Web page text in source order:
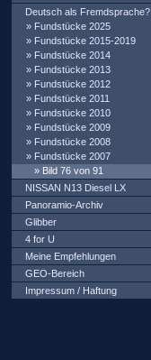
Deutsch als Fremdsprache?
» Fundstücke 2025
» Fundstücke 2015-2019
» Fundstücke 2014
» Fundstücke 2013
» Fundstücke 2012
» Fundstücke 2011
» Fundstücke 2010
» Fundstücke 2009
» Fundstücke 2008
» Fundstücke 2007
» Bild 76 von 91
NISSAN N13 Diesel LX
Panoramio-Archiv
Glibber
4 for U
Meine Empfehlungen
GEO-Bereich
Impressum / Haftung